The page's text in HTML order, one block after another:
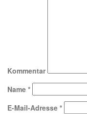
Kommentar
Name *
E-Mail-Adresse *